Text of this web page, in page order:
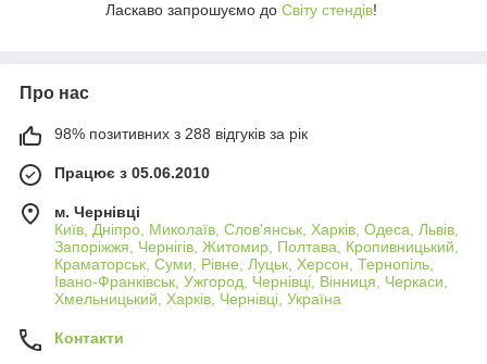
Ласкаво запрошуємо до Світу стендів!
Про нас
98% позитивних з 288 відгуків за рік
Працює з 05.06.2010
м. Чернівці
Київ, Дніпро, Миколаїв, Слов'янськ, Харків, Одеса, Львів,
Запоріжжя, Чернігів, Житомир, Полтава, Кропивницький,
Краматорськ, Суми, Рівне, Луцьк, Херсон, Тернопіль,
Івано-Франківськ, Ужгород, Чернівці, Вінниця, Черкаси,
Хмельницький, Харків, Чернівці, Україна
Контакти